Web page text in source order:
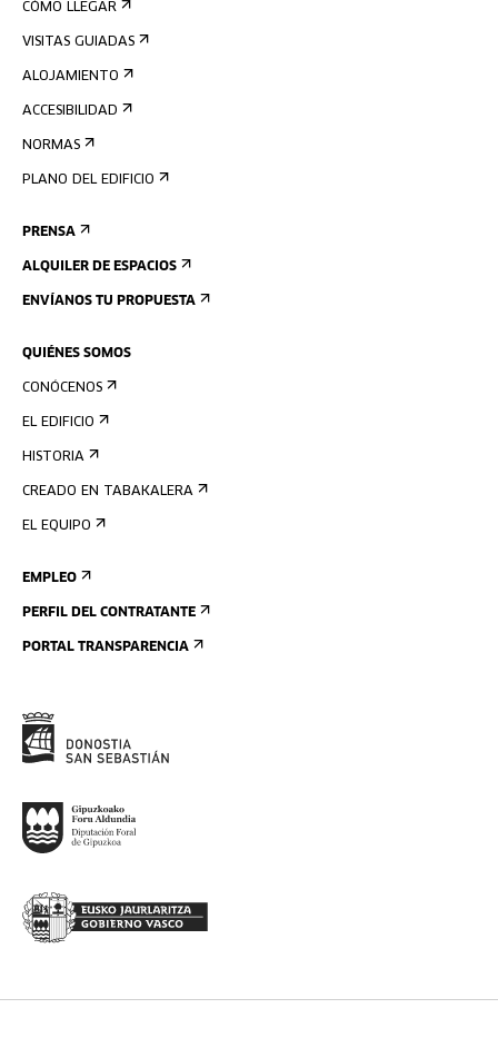
CÓMO LLEGAR
VISITAS GUIADAS
ALOJAMIENTO
ACCESIBILIDAD
NORMAS
PLANO DEL EDIFICIO
PRENSA
ALQUILER DE ESPACIOS
ENVÍANOS TU PROPUESTA
QUIÉNES SOMOS
CONÓCENOS
EL EDIFICIO
HISTORIA
CREADO EN TABAKALERA
EL EQUIPO
EMPLEO
PERFIL DEL CONTRATANTE
PORTAL TRANSPARENCIA